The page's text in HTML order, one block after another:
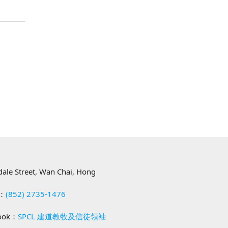
Street, Wan Chai, Hong
(852) 2735-1476
：SPCL 建道教牧及信徒領袖